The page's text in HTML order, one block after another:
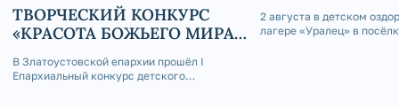
ТВОРЧЕСКИЙ КОНКУРС
«КРАСОТА БОЖЬЕГО МИРА
РОССИИ»
В Златоустовской епархии прошёл I
Епархиальный конкурс детского
2 августа в детском
лагере «Уралец» в